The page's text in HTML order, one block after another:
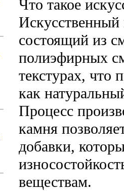
Что такое
состоящий из
полиэфирных
текстурах, что
как
Процесс
камня
добавки,
веществам.